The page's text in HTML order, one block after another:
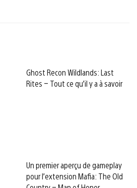
Ghost Recon Wildlands: Last
Rites – Tout ce qu’il y a à savoir
Un premier aperçu de gameplay
pour l’extension Mafia: The Old